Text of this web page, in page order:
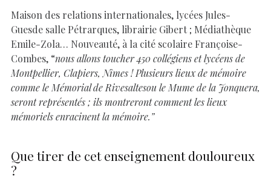
Maison des relations internationales, lycées Jules-
Guesde salle Pétrarques, librairie Gibert ; Médiathèque
Emile-Zola… Nouveauté, à la cité scolaire Françoise-
Combes, “nous allons toucher 450 collégiens et lycéens de
Montpellier, Clapiers, Nîmes ! Plusieurs lieux de mémoire
comme le Mémorial de Rivesaltesou le Mume de la Jonquera,
seront représentés ; ils montreront comment les lieux
mémoriels enracinent la mémoire.”
Que tirer de cet enseignement douloureux
?